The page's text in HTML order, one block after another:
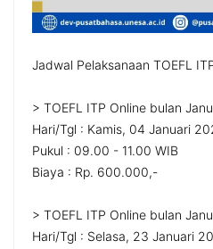
Jadwal Pelaksanaan TOEFL
> TOEFL ITP Online bulan
Hari/Tgl : Kamis, 04 Januari
Pukul : 09.00 - 11.00 WIB
Biaya : Rp. 600.000,-
> TOEFL ITP Online bulan
Hari/Tgl : Selasa, 23 Januari